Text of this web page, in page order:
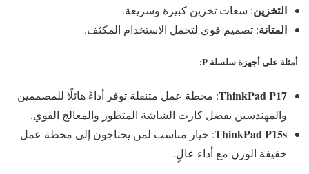
التخزين: سعات تخزين كبيرة وسريعة.
المتانة: تصميم قوي لتحمل الاستخدام المكثف.
أمثلة على أجهزة سلسلة P :
ThinkPad P17: محطة عمل متنقلة توفر أداءً هائلًا للمصممين
والمهندسين بفضل كارت الشاشة المتطور والمعالج القوي.
ThinkPad P15s: خيار مناسب لمن يحتاجون إلى محطة عمل
خفيفة الوزن مع أداء عالٍ.